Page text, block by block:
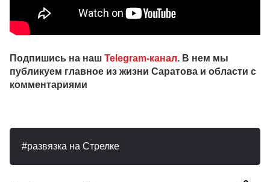
Подпишись на наш Telegram-канал. В нем мы
публикуем главное из жизни Саратова и области с
комментариями
развязка на Стрелке